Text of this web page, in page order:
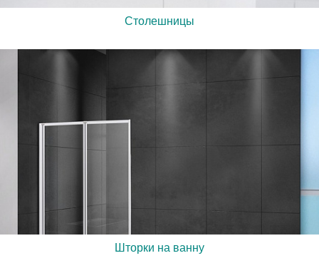
Столешницы
Шторки на ванну